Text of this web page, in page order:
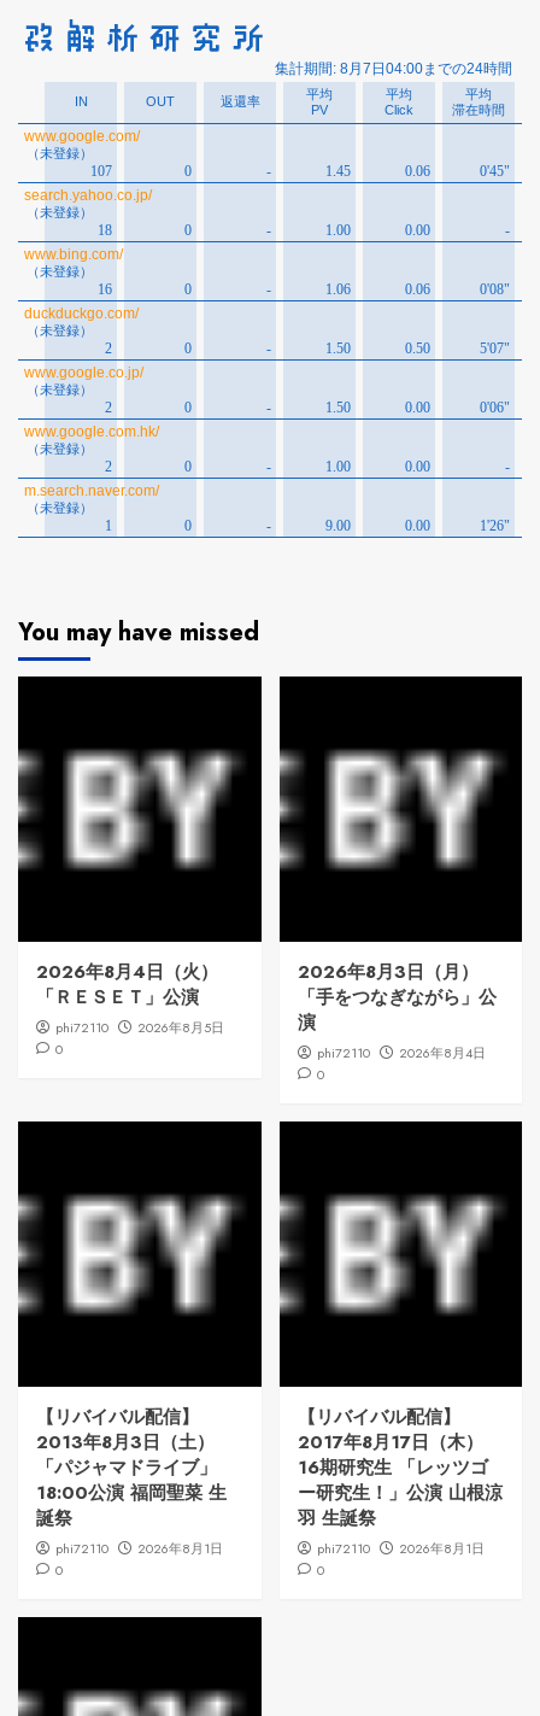
You may have missed
2026年8月4日（火）
「ＲＥＳＥＴ」公演
phi72110
2026年8月5日
0
2026年8月3日（月）
「手をつなぎながら」公
演
phi72110
2026年8月4日
0
【リバイバル配信】
2013年8月3日（土）
「パジャマドライブ」
18:00公演 福岡聖菜 生
誕祭
phi72110
2026年8月1日
0
【リバイバル配信】
2017年8月17日（木）
16期研究生 「レッツゴ
ー研究生！」公演 山根涼
羽 生誕祭
phi72110
2026年8月1日
0